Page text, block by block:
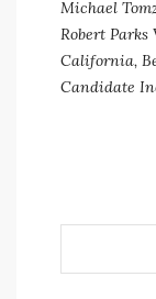
Michael
Robert
California,
Candidate